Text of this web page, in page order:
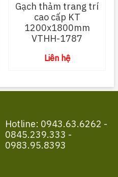
Gạch thảm trang trí
cao cấp KT
1200x1800mm
VTHH-1787
Liên hệ
Hotline: 0943.63.6262 -
0845.239.333 -
0983.95.8393